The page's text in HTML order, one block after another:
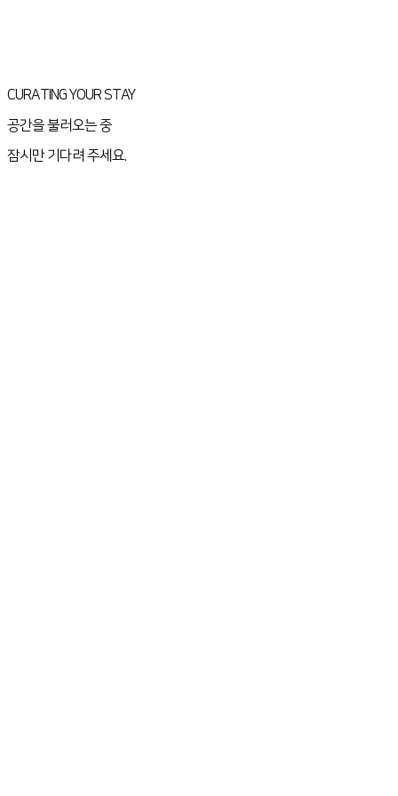
CURATING YOUR STAY
공간을 불러오는 중
잠시만 기다려 주세요.